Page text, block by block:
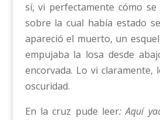
sí, vi perfectamente cómo
sobre la cual había estado
apareció el muerto, un
empujaba la losa desde
encorvada. Lo vi claramente,
oscuridad.
En la cruz pude leer: Aquí